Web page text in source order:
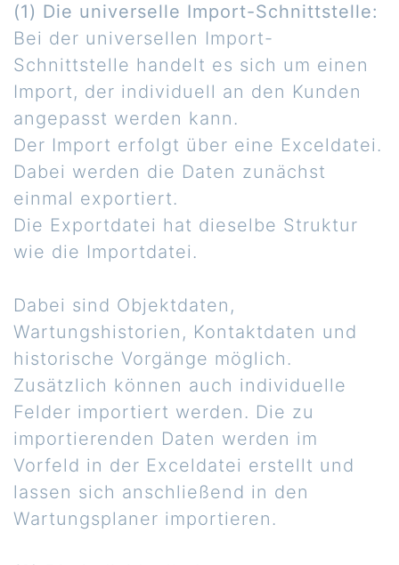
(1) Die universelle Import-Schnittstelle:
Bei der universellen Import-
Schnittstelle handelt es sich um einen
Import, der individuell an den Kunden
angepasst werden kann.
Der Import erfolgt über eine Exceldatei.
Dabei werden die Daten zunächst
einmal exportiert.
Die Exportdatei hat dieselbe Struktur
wie die Importdatei.
Dabei sind Objektdaten,
Wartungshistorien, Kontaktdaten und
historische Vorgänge möglich.
Zusätzlich können auch individuelle
Felder importiert werden. Die zu
importierenden Daten werden im
Vorfeld in der Exceldatei erstellt und
lassen sich anschließend in den
Wartungsplaner importieren.